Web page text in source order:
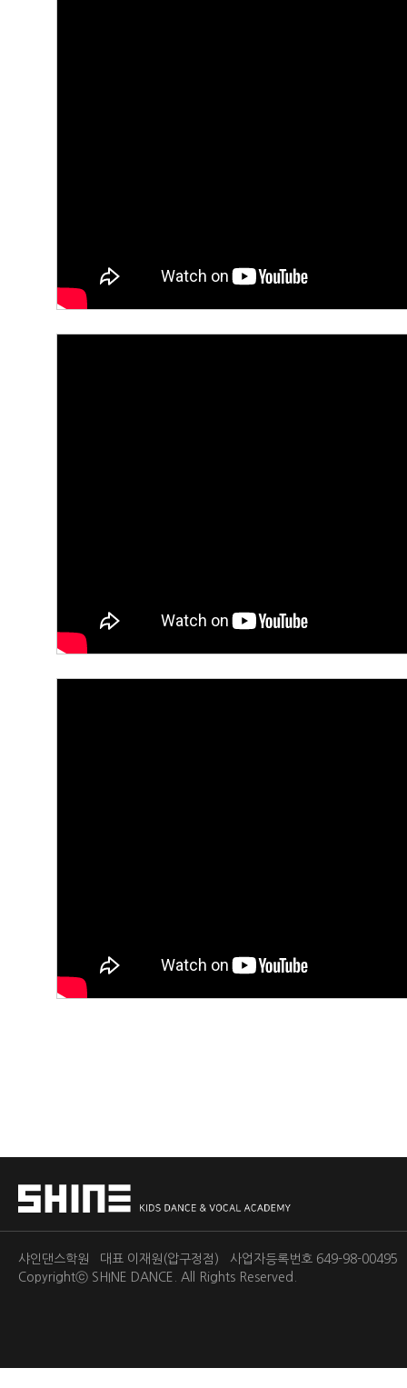
샤인댄스학원 대표 이재원(압구정점) 사업자등록번호 649-98-
Copyrightⓒ SHINE DANCE. All Rights Reserved.